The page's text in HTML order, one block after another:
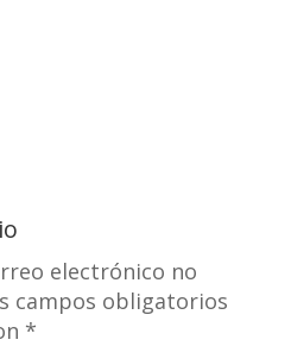
electrónico no
campos obligatorios
*